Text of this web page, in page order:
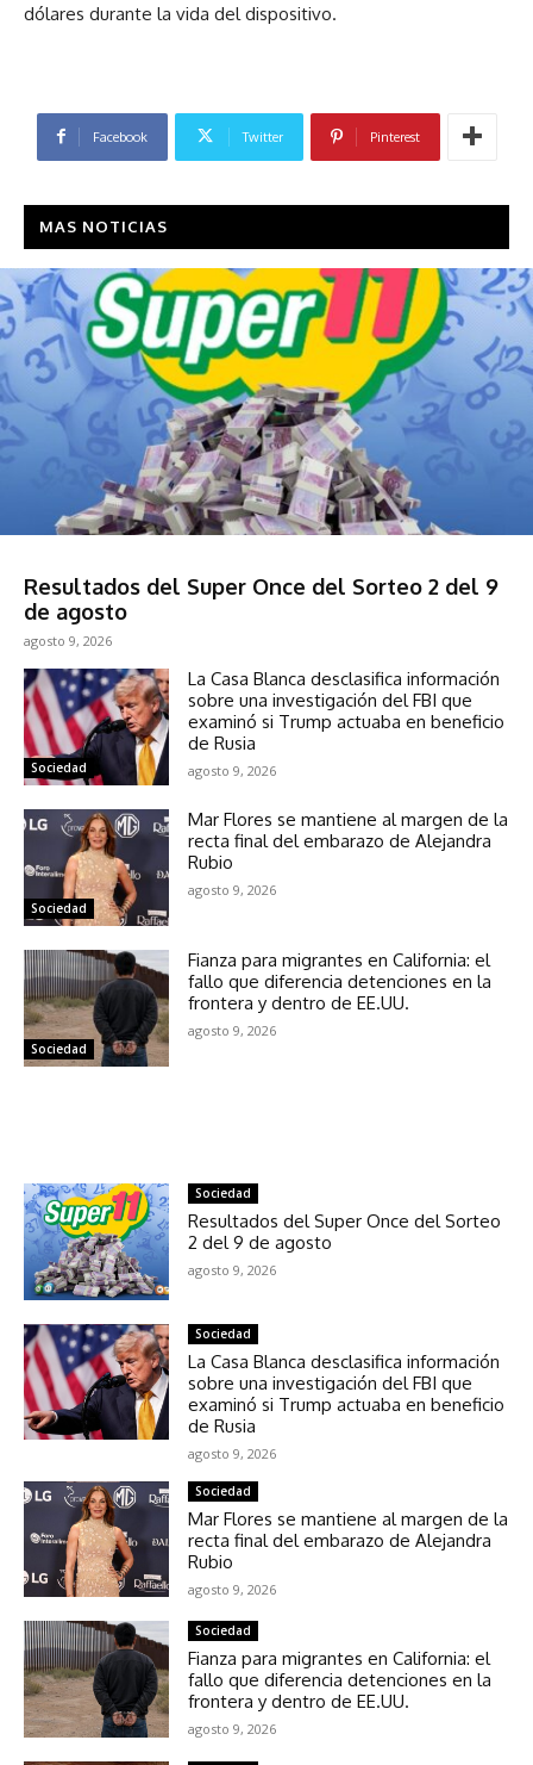
dólares durante la vida del dispositivo.
Facebook Twitter Pinterest
MAS NOTICIAS
Resultados del Super Once del Sorteo 2 del 9
de agosto
agosto 9, 2026
Sociedad
La Casa Blanca desclasifica información
sobre una investigación del FBI que
examinó si Trump actuaba en beneficio
de Rusia
agosto 9, 2026
Sociedad
Mar Flores se mantiene al margen de la
recta final del embarazo de Alejandra
Rubio
agosto 9, 2026
Sociedad
Fianza para migrantes en California: el
fallo que diferencia detenciones en la
frontera y dentro de EE.UU.
agosto 9, 2026
Sociedad
Resultados del Super Once del Sorteo
2 del 9 de agosto
agosto 9, 2026
Sociedad
La Casa Blanca desclasifica información
sobre una investigación del FBI que
examinó si Trump actuaba en beneficio
de Rusia
agosto 9, 2026
Sociedad
Mar Flores se mantiene al margen de la
recta final del embarazo de Alejandra
Rubio
agosto 9, 2026
Sociedad
Fianza para migrantes en California: el
fallo que diferencia detenciones en la
frontera y dentro de EE.UU.
agosto 9, 2026